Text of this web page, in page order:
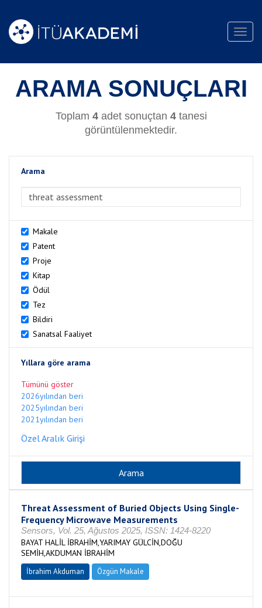
ARAMA SONUÇLARI
Toplam 4adet sonuçtan 4tanesi
görüntülenmektedir.
Arama
Makale
Patent
Proje
Kitap
Ödül
Tez
Bildiri
Sanatsal Faaliyet
Yıllara göre arama
Tümünü göster
2026yılından beri
2025yılından beri
2021yılından beri
Özel Aralık Girişi
Threat Assessment of Buried Objects Using Single-
Frequency Microwave Measurements
Sensors, Vol. 25, Ağustos 2025, ISSN: 1424-8220
BAYAT HALİL İBRAHİM,YARIMAY GÜLCİN,DOĞU
SEMİH,AKDUMAN İBRAHİM
İbrahim Akduman Özgün Makale